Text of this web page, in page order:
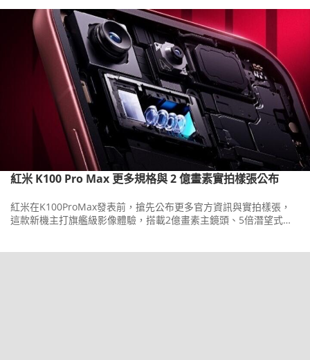
紅米 K100 Pro Max 更多規格與 2 億畫素實拍樣張公布
紅米在K100ProMax發表前，搶先公布更多官方資訊與實拍樣張，
這款新機主打旗艦級影像體驗，搭載2億畫素主鏡頭、5倍潛望式長